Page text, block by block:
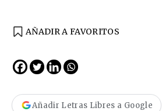
AÑADIR A FAVORITOS
Añadir Letras Libres a Google